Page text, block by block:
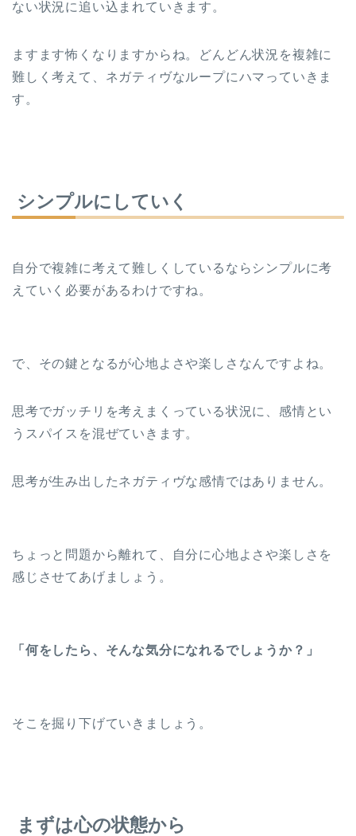
ない状況に追い込まれていきます。
ますます怖くなりますからね。どんどん状況を複雑に
難しく考えて、ネガティヴなループにハマっていきま
す。
シンプルにしていく
自分で複雑に考えて難しくしているならシンプルに考
えていく必要があるわけですね。
で、その鍵となるが心地よさや楽しさなんですよね。
思考でガッチリを考えまくっている状況に、感情とい
うスパイスを混ぜていきます。
思考が生み出したネガティヴな感情ではありません。
ちょっと問題から離れて、自分に心地よさや楽しさを
感じさせてあげましょう。
「何をしたら、そんな気分になれるでしょうか？」
そこを掘り下げていきましょう。
まずは心の状態から